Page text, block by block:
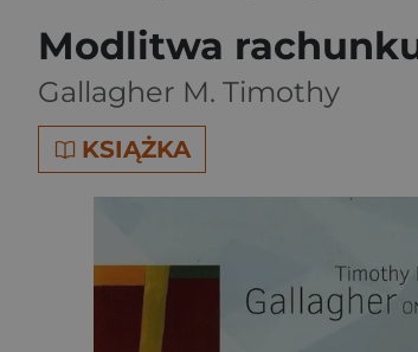
Modlitwa
Gallagher M. Timothy
KSIĄŻKA